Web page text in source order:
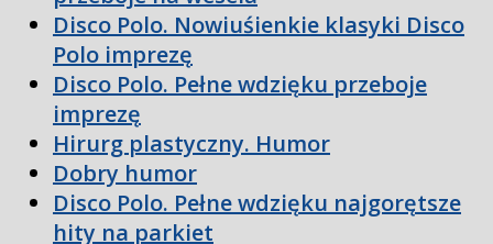
Disco Polo. Nowiuśienkie klasyki Disco
Polo imprezę
Disco Polo. Pełne wdzięku przeboje
imprezę
Hirurg plastyczny. Humor
Dobry humor
Disco Polo. Pełne wdzięku najgorętsze
hity na parkiet